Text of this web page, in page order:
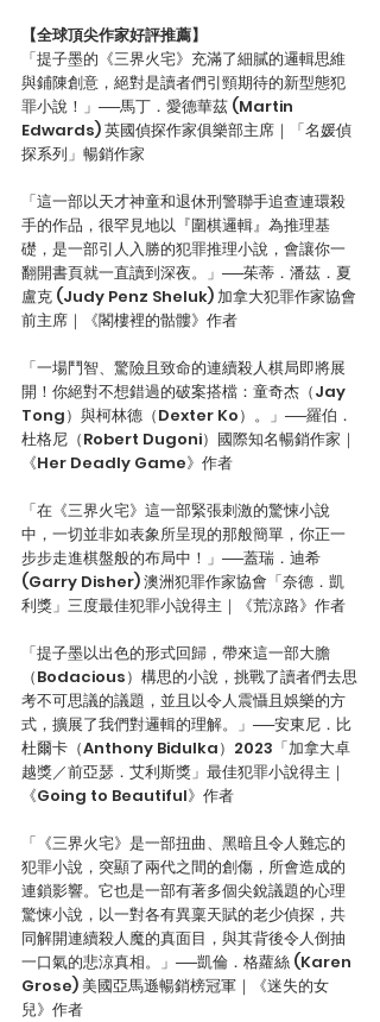
【全球頂尖作家好評推薦】
「提子墨的《三界火宅》充滿了細膩的邏輯思維
與鋪陳創意，絕對是讀者們引頸期待的新型態犯
罪小說！」──馬丁．愛德華茲 (Martin
Edwards) 英國偵探作家俱樂部主席｜「名媛偵
探系列」暢銷作家
「這一部以天才神童和退休刑警聯手追查連環殺
手的作品，很罕見地以『圍棋邏輯』為推理基
礎，是一部引人入勝的犯罪推理小說，會讓你一
翻開書頁就一直讀到深夜。」──茱蒂．潘茲．夏
盧克 (Judy Penz Sheluk) 加拿大犯罪作家協會
前主席｜《閣樓裡的骷髏》作者
「一場鬥智、驚險且致命的連續殺人棋局即將展
開！你絕對不想錯過的破案搭檔：童奇杰（Jay
Tong）與柯林德（Dexter Ko）。」──羅伯．
杜格尼（Robert Dugoni）國際知名暢銷作家｜
《Her Deadly Game》作者
「在《三界火宅》這一部緊張刺激的驚悚小說
中，一切並非如表象所呈現的那般簡單，你正一
步步走進棋盤般的布局中！」──蓋瑞．迪希
(Garry Disher) 澳洲犯罪作家協會「奈德．凱
利獎」三度最佳犯罪小說得主｜《荒涼路》作者
「提子墨以出色的形式回歸，帶來這一部大膽
（Bodacious）構思的小說，挑戰了讀者們去思
考不可思議的議題，並且以令人震懾且娛樂的方
式，擴展了我們對邏輯的理解。」──安東尼．比
杜爾卡（Anthony Bidulka）2023「加拿大卓
越獎／前亞瑟．艾利斯獎」最佳犯罪小說得主｜
《Going to Beautiful》作者
「《三界火宅》是一部扭曲、黑暗且令人難忘的
犯罪小說，突顯了兩代之間的創傷，所會造成的
連鎖影響。它也是一部有著多個尖銳議題的心理
驚悚小說，以一對各有異稟天賦的老少偵探，共
同解開連續殺人魔的真面目，與其背後令人倒抽
一口氣的悲涼真相。」──凱倫．格蘿絲 (Karen
Grose) 美國亞馬遜暢銷榜冠軍｜《迷失的女
兒》作者